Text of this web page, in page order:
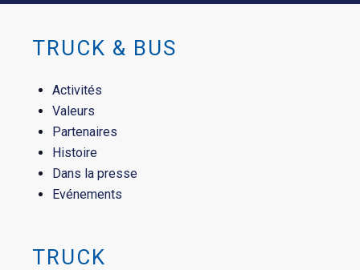
TRUCK & BUS
Activités
Valeurs
Partenaires
Histoire
Dans la presse
Evénements
TRUCK